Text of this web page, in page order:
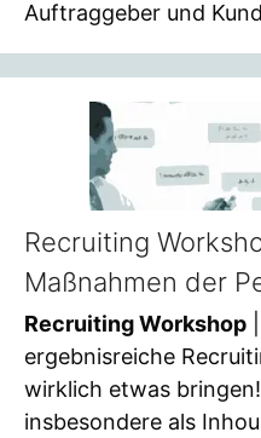
Auftraggeber und
Recruiting
Maßnahmen der
Recruiting Workshop
ergebnisreiche
wirklich etwas
insbesondere als